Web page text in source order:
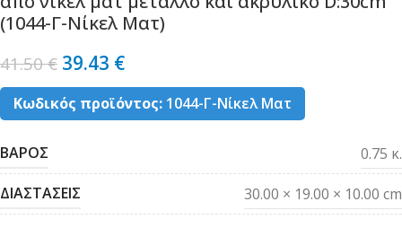
(1044-Γ-Νίκελ Ματ)
41.50€ 39.43 €
Κωδικός προϊόντος: 1044-Γ-Νίκελ Ματ
ΒΑΡΟΣ 0.75 κ.
ΔΙΑΣΤΑΣΕΙΣ 30.00 × 19.00 × 10.00 cm